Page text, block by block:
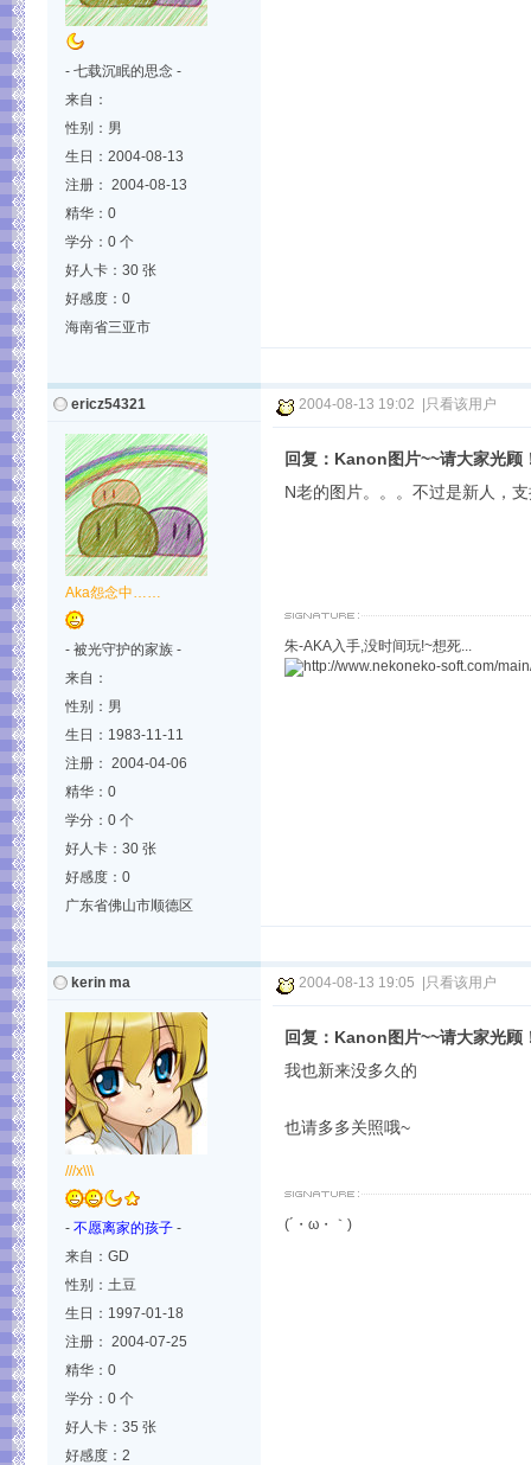
- 七载沉眠的思念 -
来自：
性别：男
生日：2004-08-13
注册： 2004-08-13
精华：0
学分：0 个
好人卡：30 张
好感度：0
海南省三亚市
ericz54321
Aka怨念中……
- 被光守护的家族 -
来自：
性别：男
生日：1983-11-11
注册： 2004-04-06
精华：0
学分：0 个
好人卡：30 张
好感度：0
广东省佛山市顺德区
2004-08-13 19:02 只看该用户
回复：Kanon图片~~请大家光顾
N老的图片。。。不过是新人，
朱-AKA入手,没时间玩!~想死...
kerin ma
///x\\\
- 不愿离家的孩子 -
来自：GD
性别：土豆
生日：1997-01-18
注册： 2004-07-25
精华：0
学分：0 个
好人卡：35 张
好感度：2
2004-08-13 19:05 只看该用户
回复：Kanon图片~~请大家光顾
我也新来没多久的
也请多多关照哦~
(´・ω・｀)